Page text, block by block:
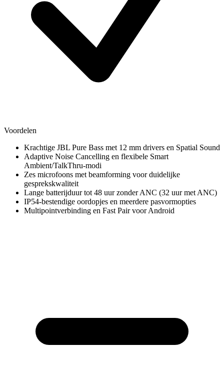
Voordelen
Krachtige JBL Pure Bass met 12 mm drivers en Spatial Sound
Adaptive Noise Cancelling en flexibele Smart
Ambient/TalkThru-modi
Zes microfoons met beamforming voor duidelijke
gesprekskwaliteit
Lange batterijduur tot 48 uur zonder ANC (32 uur met ANC)
IP54‑bestendige oordopjes en meerdere pasvormopties
Multipointverbinding en Fast Pair voor Android